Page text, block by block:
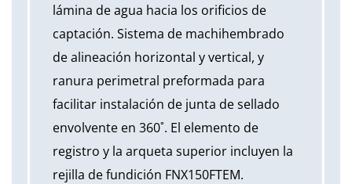
lámina de agua hacia los orificios de
captación. Sistema de machihembrado
de alineación horizontal y vertical, y
ranura perimetral preformada para
facilitar instalación de junta de sellado
envolvente en 360˚. El elemento de
registro y la arqueta superior incluyen la
rejilla de fundición FNX150FTEM.